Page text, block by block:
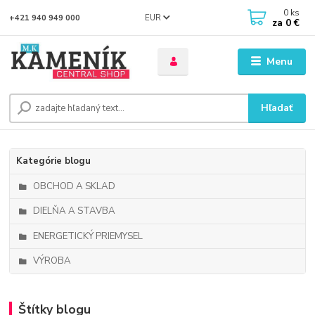
Menu
EUR
Hľadať
+421 940 949 000 0 ks
za 0 €
Kategórie blogu
OBCHOD A SKLAD
DIELŇA A STAVBA
ENERGETICKÝ PRIEMYSEL
VÝROBA
Štítky blogu